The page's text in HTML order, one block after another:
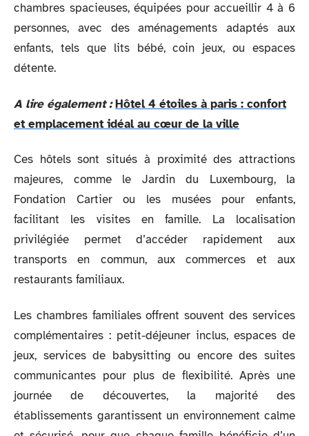
chambres spacieuses, équipées pour accueillir 4 à 6
personnes, avec des aménagements adaptés aux
enfants, tels que lits bébé, coin jeux, ou espaces
détente.
A lire également : Hôtel 4 étoiles à paris : confort
et emplacement idéal au cœur de la ville
Ces hôtels sont situés à proximité des attractions
majeures, comme le Jardin du Luxembourg, la
Fondation Cartier ou les musées pour enfants,
facilitant les visites en famille. La localisation
privilégiée permet d’accéder rapidement aux
transports en commun, aux commerces et aux
restaurants familiaux.
Les chambres familiales offrent souvent des services
complémentaires : petit-déjeuner inclus, espaces de
jeux, services de babysitting ou encore des suites
communicantes pour plus de flexibilité. Après une
journée de découvertes, la majorité des
établissements garantissent un environnement calme